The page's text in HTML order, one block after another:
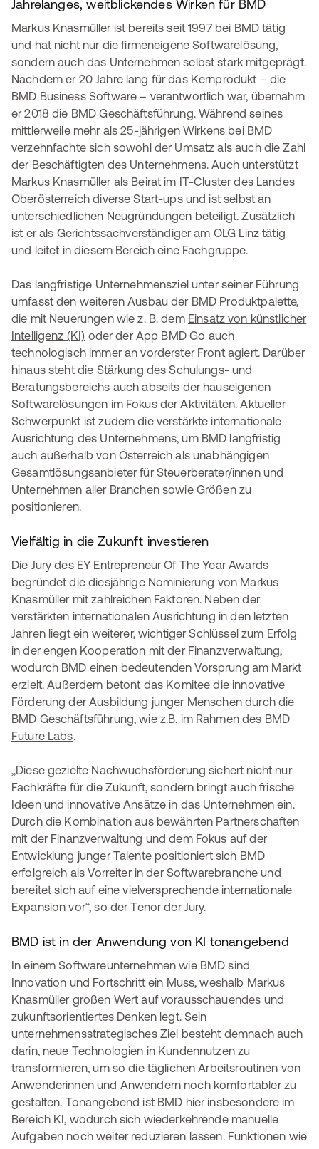
Jahrelanges, weitblickendes Wirken für BMD
Markus Knasmüller ist bereits seit 1997 bei BMD tätig
und hat nicht nur die firmeneigene Softwarelösung,
sondern auch das Unternehmen selbst stark mitgeprägt.
Nachdem er 20 Jahre lang für das Kernprodukt – die
BMD Business Software – verantwortlich war, übernahm
er 2018 die BMD Geschäftsführung. Während seines
mittlerweile mehr als 25-jährigen Wirkens bei BMD
verzehnfachte sich sowohl der Umsatz als auch die Zahl
der Beschäftigten des Unternehmens. Auch unterstützt
Markus Knasmüller als Beirat im IT-Cluster des Landes
Oberösterreich diverse Start-ups und ist selbst an
unterschiedlichen Neugründungen beteiligt. Zusätzlich
ist er als Gerichtssachverständiger am OLG Linz tätig
und leitet in diesem Bereich eine Fachgruppe.
Das langfristige Unternehmensziel unter seiner Führung
umfasst den weiteren Ausbau der BMD Produktpalette,
die mit Neuerungen wie z. B. dem Einsatz von künstlicher
Intelligenz (KI) oder der App BMD Go auch
technologisch immer an vorderster Front agiert. Darüber
hinaus steht die Stärkung des Schulungs- und
Beratungsbereichs auch abseits der hauseigenen
Softwarelösungen im Fokus der Aktivitäten. Aktueller
Schwerpunkt ist zudem die verstärkte internationale
Ausrichtung des Unternehmens, um BMD langfristig
auch außerhalb von Österreich als unabhängigen
Gesamtlösungsanbieter für Steuerberater/innen und
Unternehmen aller Branchen sowie Größen zu
positionieren.
Vielfältig in die Zukunft investieren
Die Jury des EY Entrepreneur Of The Year Awards
begründet die diesjährige Nominierung von Markus
Knasmüller mit zahlreichen Faktoren. Neben der
verstärkten internationalen Ausrichtung in den letzten
Jahren liegt ein weiterer, wichtiger Schlüssel zum Erfolg
in der engen Kooperation mit der Finanzverwaltung,
wodurch BMD einen bedeutenden Vorsprung am Markt
erzielt. Außerdem betont das Komitee die innovative
Förderung der Ausbildung junger Menschen durch die
BMD Geschäftsführung, wie z.B. im Rahmen des BMD
Future Labs.
„Diese gezielte Nachwuchsförderung sichert nicht nur
Fachkräfte für die Zukunft, sondern bringt auch frische
Ideen und innovative Ansätze in das Unternehmen ein.
Durch die Kombination aus bewährten Partnerschaften
mit der Finanzverwaltung und dem Fokus auf der
Entwicklung junger Talente positioniert sich BMD
erfolgreich als Vorreiter in der Softwarebranche und
bereitet sich auf eine vielversprechende internationale
Expansion vor“, so der Tenor der Jury.
BMD ist in der Anwendung von KI tonangebend
In einem Softwareunternehmen wie BMD sind
Innovation und Fortschritt ein Muss, weshalb Markus
Knasmüller großen Wert auf vorausschauendes und
zukunftsorientiertes Denken legt. Sein
unternehmensstrategisches Ziel besteht demnach auch
darin, neue Technologien in Kundennutzen zu
transformieren, um so die täglichen Arbeitsroutinen von
Anwenderinnen und Anwendern noch komfortabler zu
gestalten. Tonangebend ist BMD hier insbesondere im
Bereich KI, wodurch sich wiederkehrende manuelle
Aufgaben noch weiter reduzieren lassen. Funktionen wie